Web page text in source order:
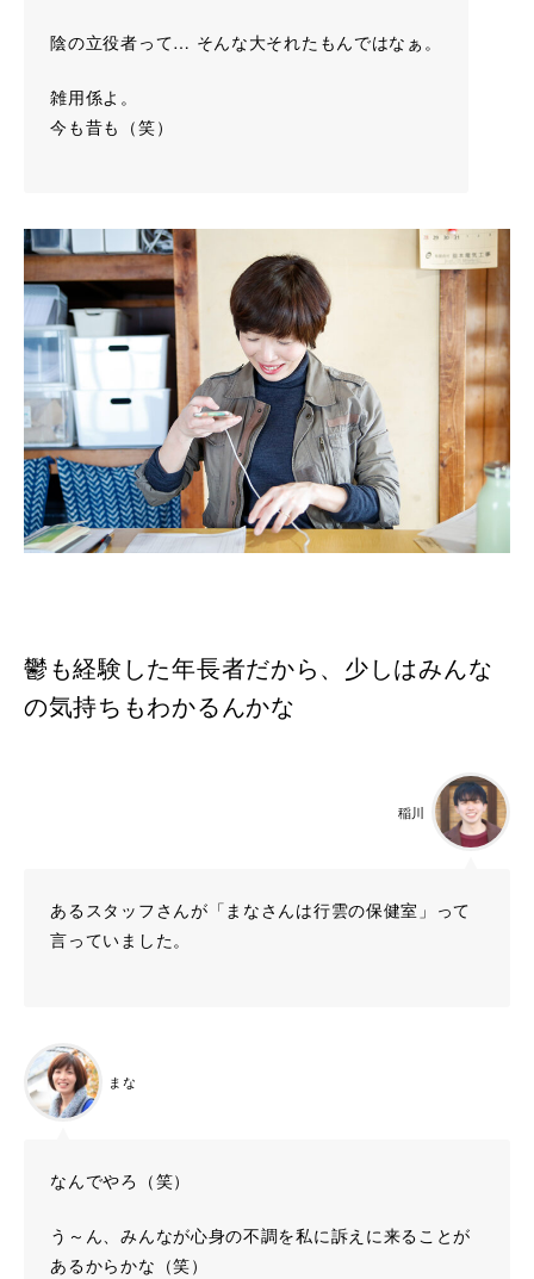
陰の立役者って… そんな大それたもんではなぁ。
雑用係よ。
今も昔も（笑）
鬱も経験した年長者だから、少しはみんな
の気持ちもわかるんかな
稲川
あるスタッフさんが「まなさんは行雲の保健室」って
言っていました。
まな
なんでやろ（笑）
う～ん、みんなが心身の不調を私に訴えに来ることが
あるからかな（笑）